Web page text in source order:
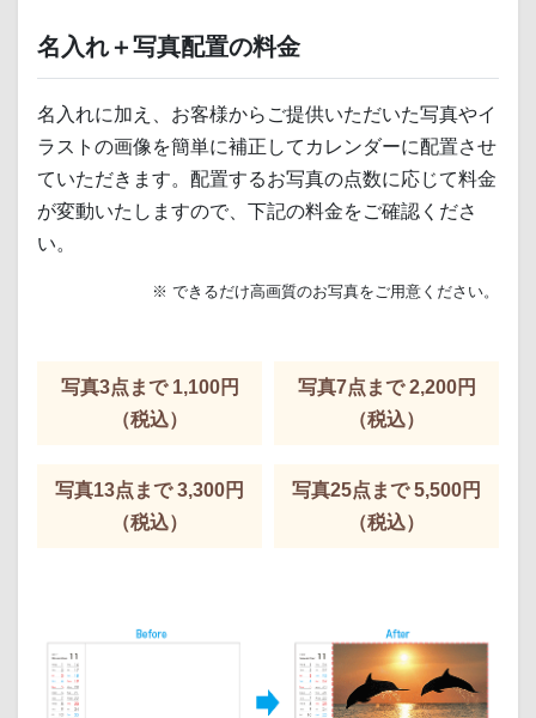
名入れ＋写真配置の料金
名入れに加え、お客様からご提供いただいた写真やイ
ラストの画像を簡単に補正してカレンダーに配置させ
ていただきます。配置するお写真の点数に応じて料金
が変動いたしますので、下記の料金をご確認くださ
い。
※ できるだけ高画質のお写真をご用意ください。
写真3点まで 1,100円
（税込）
写真7点まで 2,200円
（税込）
写真13点まで 3,300円
（税込）
写真25点まで 5,500円
（税込）